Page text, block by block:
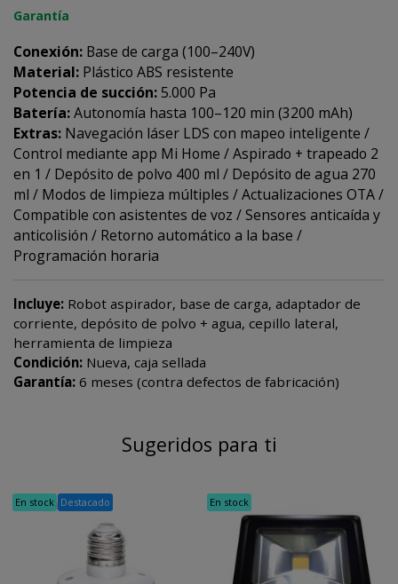
Garantía
Conexión: Base de carga (100–240V)
Material: Plástico ABS resistente
Potencia de succión:5.000 Pa
Batería:Autonomía hasta 100–120 min (3200 mAh)
Extras: Navegación láser LDS con mapeo inteligente /
Control mediante app Mi Home / Aspirado + trapeado 2
en 1 / Depósito de polvo 400 ml / Depósito de agua 270
ml / Modos de limpieza múltiples / Actualizaciones OTA /
Compatible con asistentes de voz / Sensores anticaída y
anticolisión / Retorno automático a la base /
Programación horaria
Incluye: Robot aspirador, base de carga, adaptador de
corriente, depósito de polvo + agua, cepillo lateral,
herramienta de limpieza
Condición: Nueva, caja sellada
Garantía: 6 meses (contra defectos de fabricación)
Sugeridos para ti
En stock Destacado En stock